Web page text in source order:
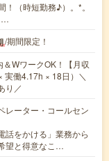
（時短勤務♪）。*。
…
/期間限定！
WワークOK！【月収
働4.17h × 18日）＼
り／
レーター・コールセン
話をかける」業務から
望と得意なこ…